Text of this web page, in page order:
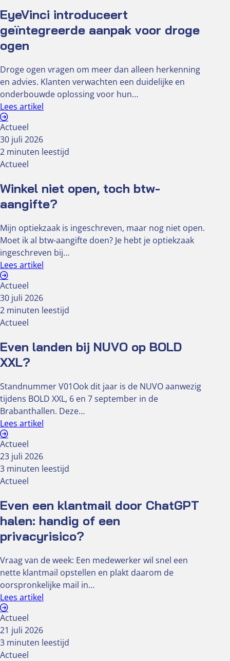
EyeVinci introduceert
geïntegreerde aanpak voor droge
ogen
Droge ogen vragen om meer dan alleen herkenning
en advies. Klanten verwachten een duidelijke en
onderbouwde oplossing voor hun…
Lees artikel
Actueel
30 juli 2026
2 minuten leestijd
Actueel
Winkel niet open, toch btw-
aangifte?
Mijn optiekzaak is ingeschreven, maar nog niet open.
Moet ik al btw-aangifte doen? Je hebt je optiekzaak
ingeschreven bij…
Lees artikel
Actueel
30 juli 2026
2 minuten leestijd
Actueel
Even landen bij NUVO op BOLD
XXL?
Standnummer V01Ook dit jaar is de NUVO aanwezig
tijdens BOLD XXL, 6 en 7 september in de
Brabanthallen. Deze…
Lees artikel
Actueel
23 juli 2026
3 minuten leestijd
Actueel
Even een klantmail door ChatGPT
halen: handig of een
privacyrisico?
Vraag van de week: Een medewerker wil snel een
nette klantmail opstellen en plakt daarom de
oorspronkelijke mail in…
Lees artikel
Actueel
21 juli 2026
3 minuten leestijd
Actueel